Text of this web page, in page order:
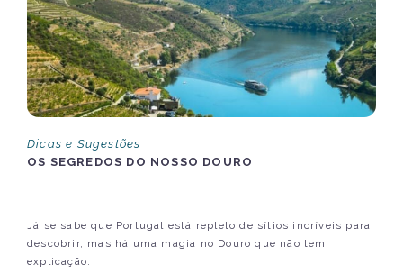
Dicas e Sugestões
OS SEGREDOS DO NOSSO DOURO
Já se sabe que Portugal está repleto de sítios incríveis para
descobrir, mas há uma magia no Douro que não tem
explicação.